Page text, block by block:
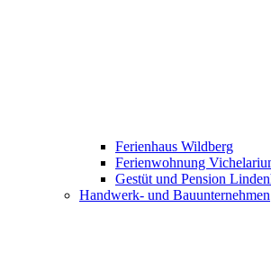
Ferienhaus Wildberg
Ferienwohnung
Gestüt und Pension
Handwerk- und Bauunternehmen